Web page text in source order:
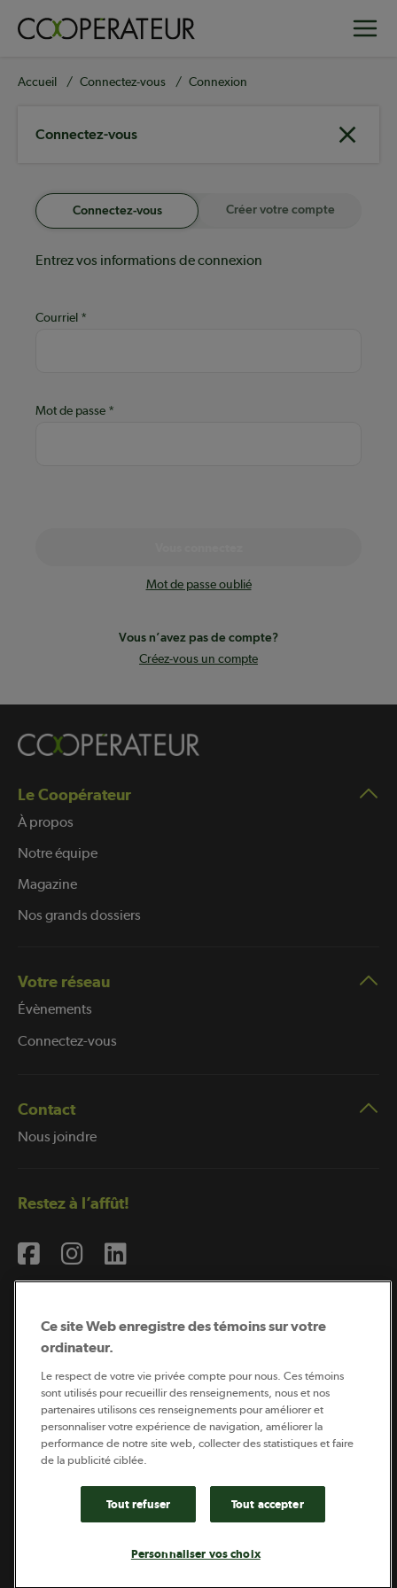
principal
Fil
Accueil Connectez-vous Connexion
Connectez-vous
Connectez-vous Créer votre compte
Entrez vos informations de connexion
Courriel
Mot de passe
Mot de passe oublié
Vous n’avez pas de compte?
Créez-vous un compte
Le Coopérateur
À propos
Notre équipe
Magazine
Nos grands dossiers
Votre réseau
Évènements
Connectez-vous
Contact
Nous joindre
Restez à l’affût!
Coopérateur est publié par Sollio Groupe Coopératif.
Il est l’outil d’information de la coopération agricole
québécoise.
Ce site Web enregistre des témoins sur votre
ordinateur.
Le respect de votre vie privée compte pour nous. Ces témoins
sont utilisés pour recueillir des renseignements, nous et nos
partenaires utilisons ces renseignements pour améliorer et
personnaliser votre expérience de navigation, améliorer la
performance de notre site web, collecter des statistiques et faire
de la publicité ciblée.
Tout refuser Tout accepter
Personnaliser vos choix